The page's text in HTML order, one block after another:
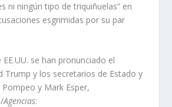
ni ningún tipo de triquiñuelas” en
esgrimidas por su par
se han pronunciado el
Trump y los secretarios de Estado y
y Mark Esper,
Agencias: